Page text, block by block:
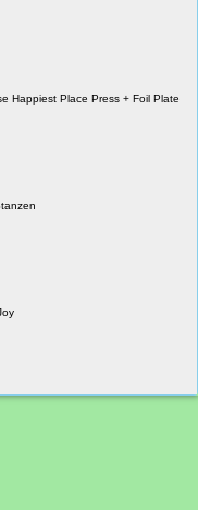
Happiest Place Press + Foil Plate